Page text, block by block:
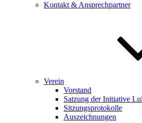
Kontakt & Ansprechpartner
Verein
Vorstand
Satzung der Initiative
Sitzungsprotokolle
Auszeichnungen